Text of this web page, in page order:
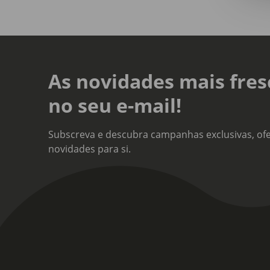
As novidades mais
no seu e-mail!
Subscreva e descubra campanhas exclusivas,
novidades para si.